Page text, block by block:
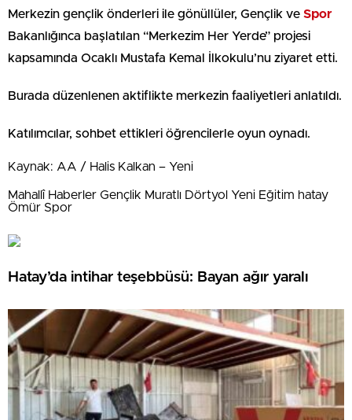
Merkezin gençlik önderleri ile gönüllüler, Gençlik ve Spor
Bakanlığınca başlatılan “Merkezim Her Yerde” projesi
kapsamında Ocaklı Mustafa Kemal İlkokulu’nu ziyaret etti.
Burada düzenlenen aktiflikte merkezin faaliyetleri anlatıldı.
Katılımcılar, sohbet ettikleri öğrencilerle oyun oynadı.
Kaynak: AA / Halis Kalkan – Yeni
Mahallî Haberler Gençlik Muratlı Dörtyol Yeni Eğitim hatay
Ömür Spor
Hatay’da intihar teşebbüsü: Bayan ağır yaralı